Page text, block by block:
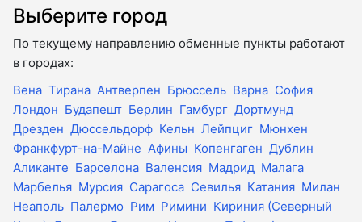
Выберите город
По текущему направлению обменные пункты работают
в городах:
Вена Тирана Антверпен Брюссель Варна София
Лондон Будапешт Берлин Гамбург Дортмунд
Дрезден Дюссельдорф Кельн Лейпциг Мюнхен
Франкфурт-на-Майне Афины Копенгаген Дублин
Аликанте Барселона Валенсия Мадрид Малага
Марбелья Мурсия Сарагоса Севилья Катания Милан
Неаполь Палермо Рим Римини Кириния (Северный